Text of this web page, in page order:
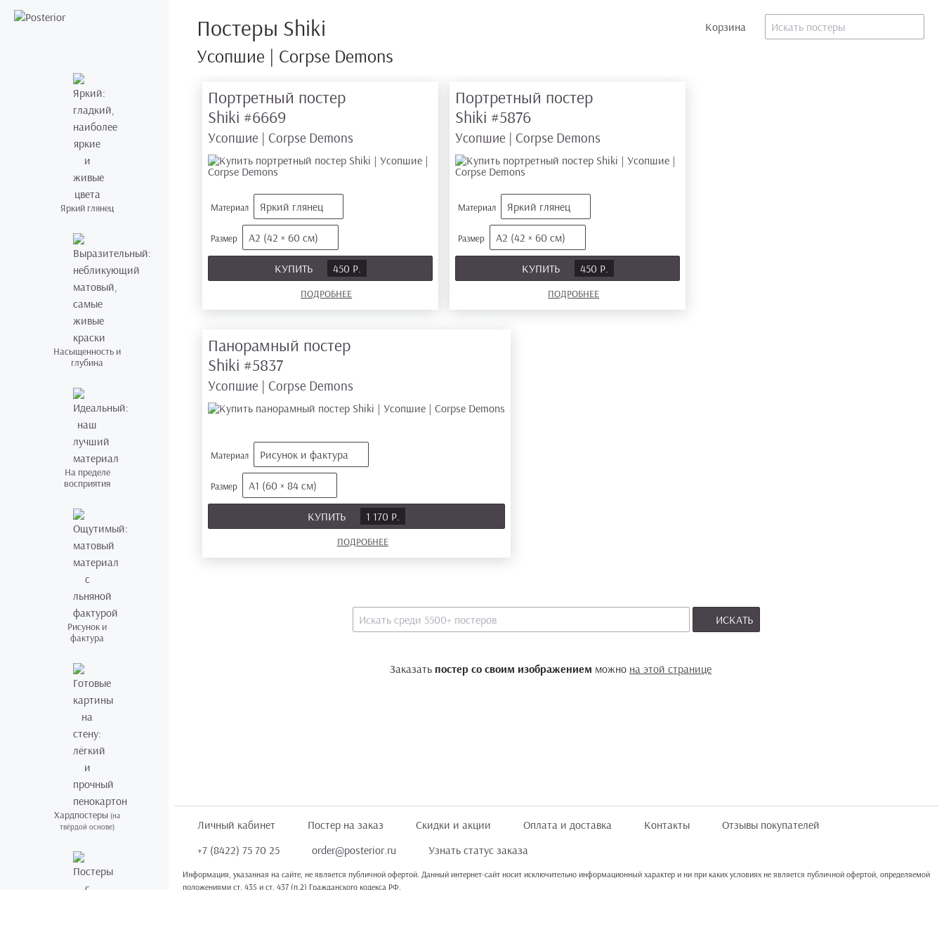
Корзина
Яркий глянец
Насыщенность и
глубина
На пределе
восприятия
Рисунок и
фактура
Хардпостеры (на
твёрдой основе)
Постеры Shiki
Усопшие | Corpse Demons
Портретный постер
Shiki #6669
Усопшие | Corpse Demons
Материал Яркий глянец
Размер А2 (42 × 60 см)
КУПИТЬ 450 Р.
ПОДРОБНЕЕ
Портретный постер
Shiki #5876
Усопшие | Corpse Demons
Материал Яркий глянец
Размер А2 (42 × 60 см)
КУПИТЬ 450 Р.
ПОДРОБНЕЕ
Панорамный постер
Shiki #5837
Усопшие | Corpse Demons
Материал Рисунок и фактура
Размер А1 (60 × 84 см)
КУПИТЬ 1 170 Р.
ПОДРОБНЕЕ
ИСКАТЬ
Заказать постер со своим изображением можно на этой странице
Личный кабинет Постер на заказ Скидки и акции Оплата и доставка Контакты
Отзывы покупателей
+7 (8422) 75 70 25
order@posterior.ru Узнать статус заказа
Информация, указанная на сайте, не является публичной офертой. Данный интернет-сайт носит исключительно информационный характер и ни при каких условиях не является публичной офертой, определяемой
положениями ст. 435 и ст. 437 (п.2) Гражданского кодекса РФ.